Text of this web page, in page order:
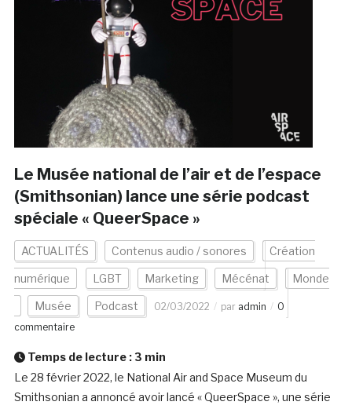
Le Musée national de l’air et de l’espace
(Smithsonian) lance une série podcast
spéciale « QueerSpace »
ACTUALITÉS Contenus audio / sonores Création
numérique LGBT Marketing Mécénat Monde
Musée Podcast 02/03/2022 par admin
0
commentaire
Temps de lecture : 3 min
Le 28 février 2022, le National Air and Space Museum du
Smithsonian a annoncé avoir lancé « QueerSpace », une série